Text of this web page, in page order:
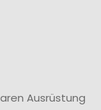
Ausrüstung